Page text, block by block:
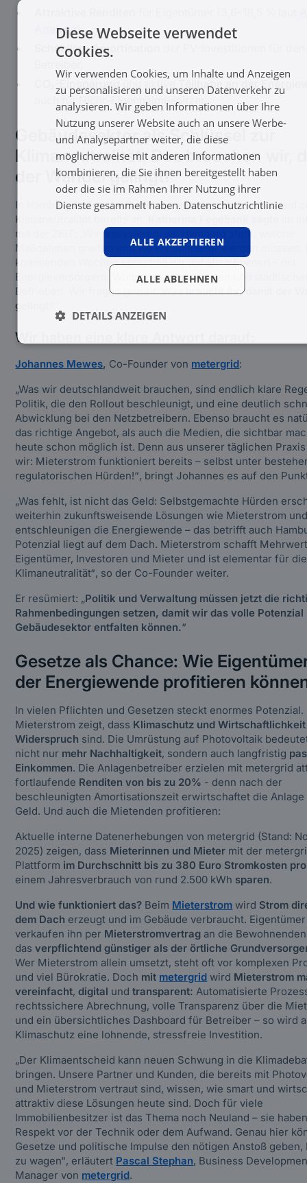
Analyse).
Schnellere Amortisation
CO₂-Einsparung und aktive
Teilhabe an der
auch für Nicht-Eigenheimbesitzer.
Gebäudesektor als Schlüssel zur
Klimaneutralität: Das brauchen wir,
der Wandel gelingt!
In Hamburg laufen die Diskurse nach dem Volksentscheid
Klimaneutralität bereits an.
mit
„Wir analysieren, wo Hamburg steht, welche
Maßnahmen greifen und wo wir schneller werden müssen.
kommenden Wochen sprechen wir auf allen Ebenen – mit
Energieversorgern, Wohnungsunternehmen und
Betrieben. Wir fragen gezielt:Was braucht ihr, damit der
gelingt
Wir haben eine klare Antwort darauf:
Johannes Mewes, Co-Founder von metergrid:
„Was wir deutschlandweit brauchen, sind endlich klare
Politik, die den Rollout beschleunigt, und eine deutlich
Abwicklung bei den Netzbetreibern. Ebenso braucht es
das richtige Angebot, als auch die Medien, die sichtbar
heute schon möglich ist. Denn aus unserer täglichen
wir: Mieterstrom funktioniert bereits – selbst unter
regulatorischen Hürden!“, bringt Johannes es auf den
„Was fehlt, ist nicht das Geld: Selbstgemachte Hürden
weiterhin zukunftsweisende Lösungen wie Mieterstrom
entschleunigen die Energiewende – das betrifft auch
Potenzial liegt auf dem Dach. Mieterstrom schafft
Eigentümer, Investoren und Mieter und ist elementar für die
Klimaneutralität“, so der Co-Founder weiter.
Er resümiert: „Politik und Verwaltung müssen jetzt die
Rahmenbedingungen setzen, damit wir das volle Potenzial
Gebäudesektor entfalten können.“
Gesetze als Chance: Wie
der Energiewende profitieren
In vielen Pflichten und Gesetzen steckt enormes Potenzial.
Mieterstrom zeigt, dass Klimaschutz und
Widerspruch sind. Die Umrüstung auf Photovoltaik
nicht nur mehr Nachhaltigkeit, sondern auch langfristig
Einkommen. Die Anlagenbetreiber erzielen mit metergrid
fortlaufende Renditen von bis zu 20% - denn nach der
beschleunigten Amortisationszeit erwirtschaftet die Anlage
Geld. Und auch die Mietenden profitieren:
Aktuelle interne Datenerhebungen von metergrid (Stand:
2025) zeigen, dass Mieterinnen und Mieter mit der
Plattform im Durchschnitt bis zu 380 Euro Stromkosten
einem Jahresverbrauch von rund 2.500 kWh sparen.
Und wie funktioniert das? Beim Mieterstrom wird Strom
dem Dach erzeugt und im Gebäude verbraucht. Eigentümer
verkaufen ihn per Mieterstromvertrag an die
dasverpflichtend günstiger als der örtliche
Wer Mieterstrom allein umsetzt, steht oft vor komplexen
und viel Bürokratie. Doch mit metergrid wird Mieterstrom
vereinfacht,digital undtransparent: Automatisierte
rechtssichere Abrechnung, volle Transparenz über die
und ein übersichtliches Dashboard für Betreiber – so wird
Klimaschutz eine lohnende, stressfreie Investition.
„Der Klimaentscheid kann neuen Schwung in die
bringen. Unsere Partner und Kunden, die bereits mit
und Mieterstrom vertraut sind, wissen, wie smart und
attraktiv diese Lösungen heute sind. Doch für viele
Immobilienbesitzer ist das Thema noch Neuland – sie
Respekt vor der Technik oder dem Aufwand. Genau hier
Gesetze und politische Impulse den nötigen Anstoß geben,
zu wagen“, erläutert Pascal Stephan, Business
Manager von metergrid.
Diese Webseite verwendet
Cookies.
Wir verwenden Cookies, um Inhalte und Anzeigen
zu personalisieren und unseren Datenverkehr zu
analysieren. Wir geben Informationen über Ihre
Nutzung unserer Website auch an unsere Werbe-
und Analysepartner weiter, die diese
möglicherweise mit anderen Informationen
kombinieren, die Sie ihnen bereitgestellt haben
oder die sie im Rahmen Ihrer Nutzung ihrer
Dienste gesammelt haben. Datenschutzrichtlinie
ALLE AKZEPTIEREN
ALLE ABLEHNEN
DETAILS ANZEIGEN